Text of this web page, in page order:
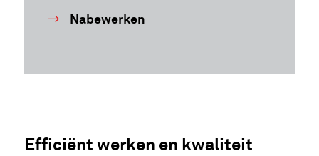
Nabewerken
Efficiënt werken en kwaliteit